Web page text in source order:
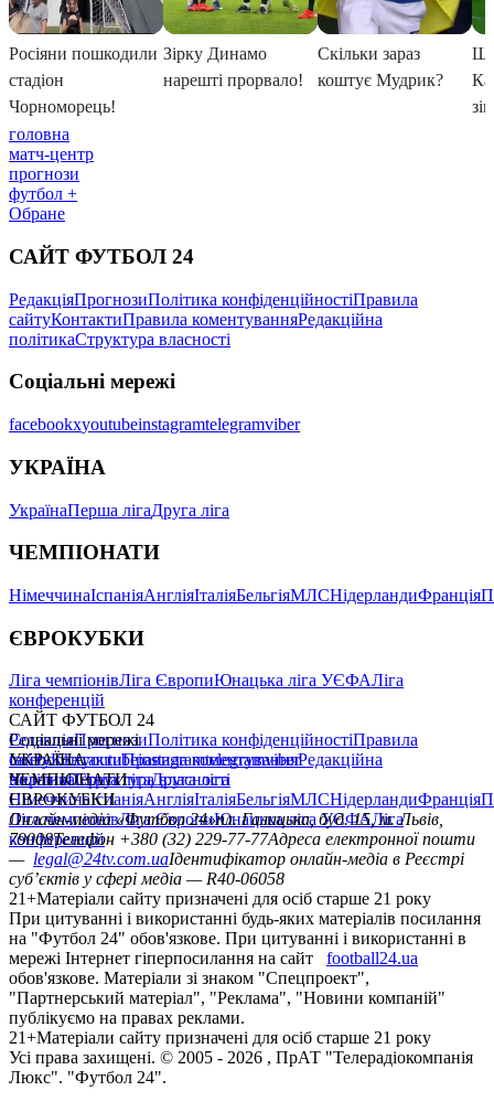
головна
матч-центр
прогнози
футбол +
Обране
САЙТ ФУТБОЛ 24
РедакціяПрогнозиПолітика конфіденційностіПравила
сайтуКонтактиПравила коментуванняРедакційна
політикаСтруктура власності
Соціальні мережі
facebookxyoutubeinstagramtelegramviber
УКРАЇНА
УкраїнаПерша лігаДруга ліга
ЧЕМПІОНАТИ
НімеччинаІспаніяАнгліяІталіяБельгіяМЛСНідерландиФранція
ЄВРОКУБКИ
Ліга чемпіонівЛіга ЄвропиЮнацька ліга УЄФАЛіга
конференцій
САЙТ ФУТБОЛ 24
РедакціяПрогнозиПолітика конфіденційностіПравила
сайтуКонтактиПравила коментуванняРедакційна
політикаСтруктура власності
Соціальні мережі
facebookxyoutubeinstagramtelegramviber
УКРАЇНА
УкраїнаПерша лігаДруга ліга
ЧЕМПІОНАТИ
НімеччинаІспаніяАнгліяІталіяБельгіяМЛСНідерландиФранція
ЄВРОКУБКИ
Ліга чемпіонівЛіга ЄвропиЮнацька ліга УЄФАЛіга
конференцій
Онлайн-медіа «Футбол 24»пл. Галицька, буд. 15, м. Львів,
79008Телефон +380 (32) 229-77-77Адреса електронної пошти
— legal@24tv.com.uaІдентифікатор онлайн-медіа в Реєстрі
суб’єктів у сфері медіа — R40-06058
21+Матеріали сайту призначені для осіб старше 21 року
При цитуванні і використанні будь-яких матеріалів посилання
на "Футбол 24" обов'язкове. При цитуванні і використанні в
мережі Інтернет гіперпосилання на сайт
football24.ua
обов'язкове. Матеріали зі знаком "Спецпроект",
"Партнерський матеріал", "Реклама", "Новини компаній"
публікуємо на правах реклами.
21+Матеріали сайту призначені для осіб старше 21 року
Усi права захищенi. © 2005 - 2026 , ПрАТ "Телерадіокомпанія
Люкс". "Футбол 24".